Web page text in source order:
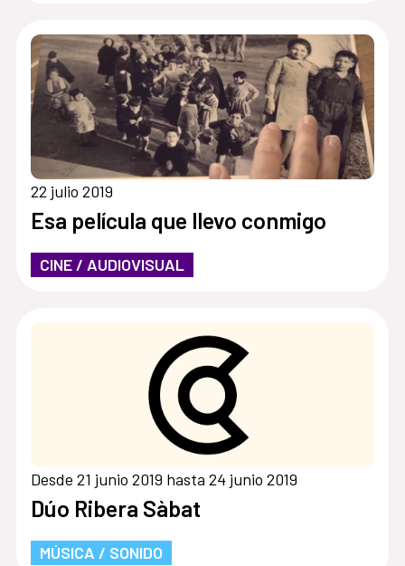
22 julio 2019
Esa película que llevo conmigo
CINE / AUDIOVISUAL
Desde 21 junio 2019 hasta 24 junio 2019
Dúo Ribera Sàbat
MÚSICA / SONIDO